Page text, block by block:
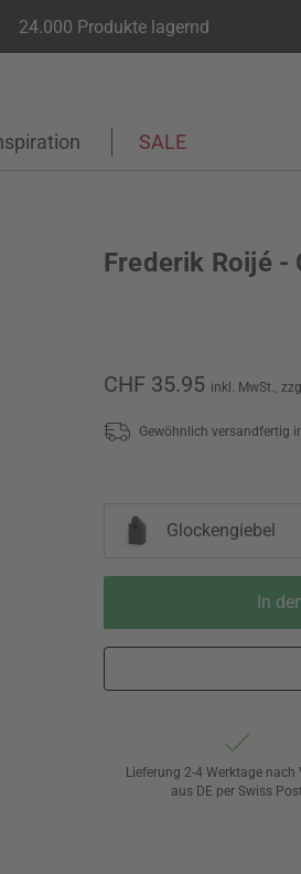
24.000 Produkte lagernd
SALE
Frederik Roijé -
CHF 35.95 inkl. MwSt.,
Gewöhnlich versandfertig
Glockengiebel
In
Lieferung 2-4 Werktage nach
aus DE per Swiss